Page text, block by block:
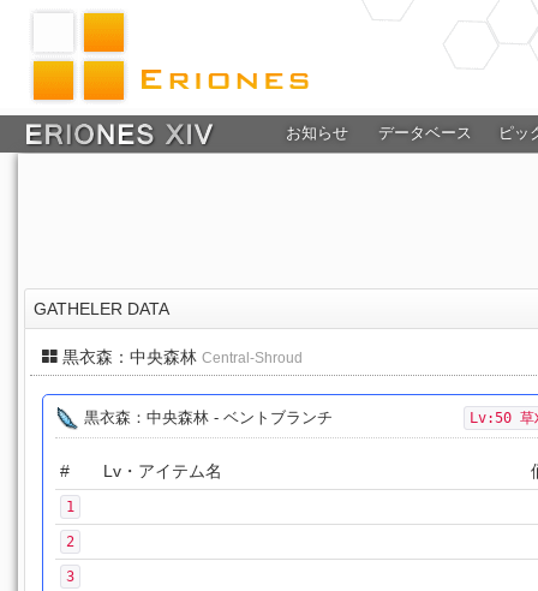
お知らせ データベース ピッ
GATHELER DATA
黒衣森：中央森林 Central-Shroud
黒衣森：中央森林 - ベントブランチ Lv:50 草
# Lv・アイテム名
1
2
3